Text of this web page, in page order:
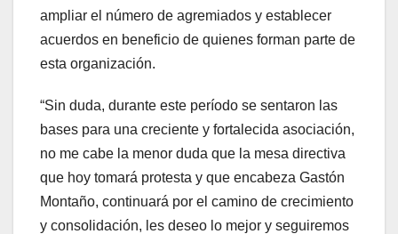
ampliar el número de agremiados y establecer
acuerdos en beneficio de quienes forman parte de
esta organización.
“Sin duda, durante este período se sentaron las
bases para una creciente y fortalecida asociación,
no me cabe la menor duda que la mesa directiva
que hoy tomará protesta y que encabeza Gastón
Montaño, continuará por el camino de crecimiento
y consolidación, les deseo lo mejor y seguiremos